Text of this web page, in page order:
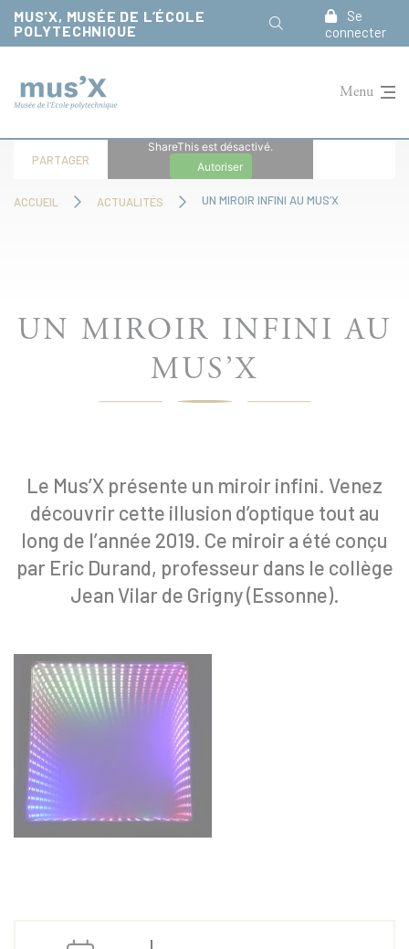
MUS'X, MUSÉE DE L’ÉCOLE
POLYTECHNIQUE
Se
connecter
Menu
ACCUEIL ACTUALITÉS UN MIROIR INFINI AU MUS’X
PARTAGER
ShareThis est désactivé.
Autoriser
UN MIROIR INFINI AU
MUS’X
Le Mus’X présente un miroir infini. Venez
découvrir cette illusion d’optique tout au
long de l’année 2019. Ce miroir a été conçu
par Eric Durand, professeur dans le collège
Jean Vilar de Grigny (Essonne).
Panneau de gestion des cookies